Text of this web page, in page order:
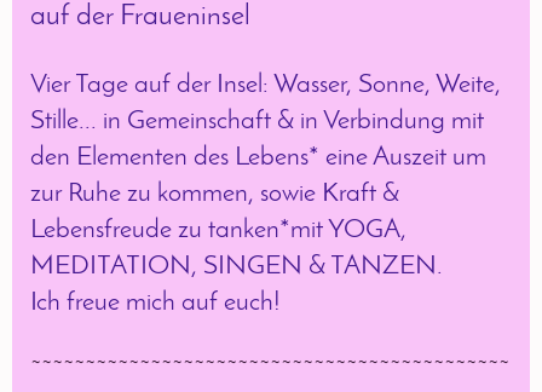
auf der Fraueninsel
Vier Tage auf der Insel: Wasser, Sonne, Weite,
Stille... in Gemeinschaft & in Verbindung mit
den Elementen des Lebens* eine Auszeit um
zur Ruhe zu kommen, sowie Kraft &
Lebensfreude zu tanken*mit YOGA,
MEDITATION, SINGEN & TANZEN.
Ich freue mich auf euch!
~~~~~~~~~~~~~~~~~~~~~~~~~~~~~~~~~~~~~~~~~~~~